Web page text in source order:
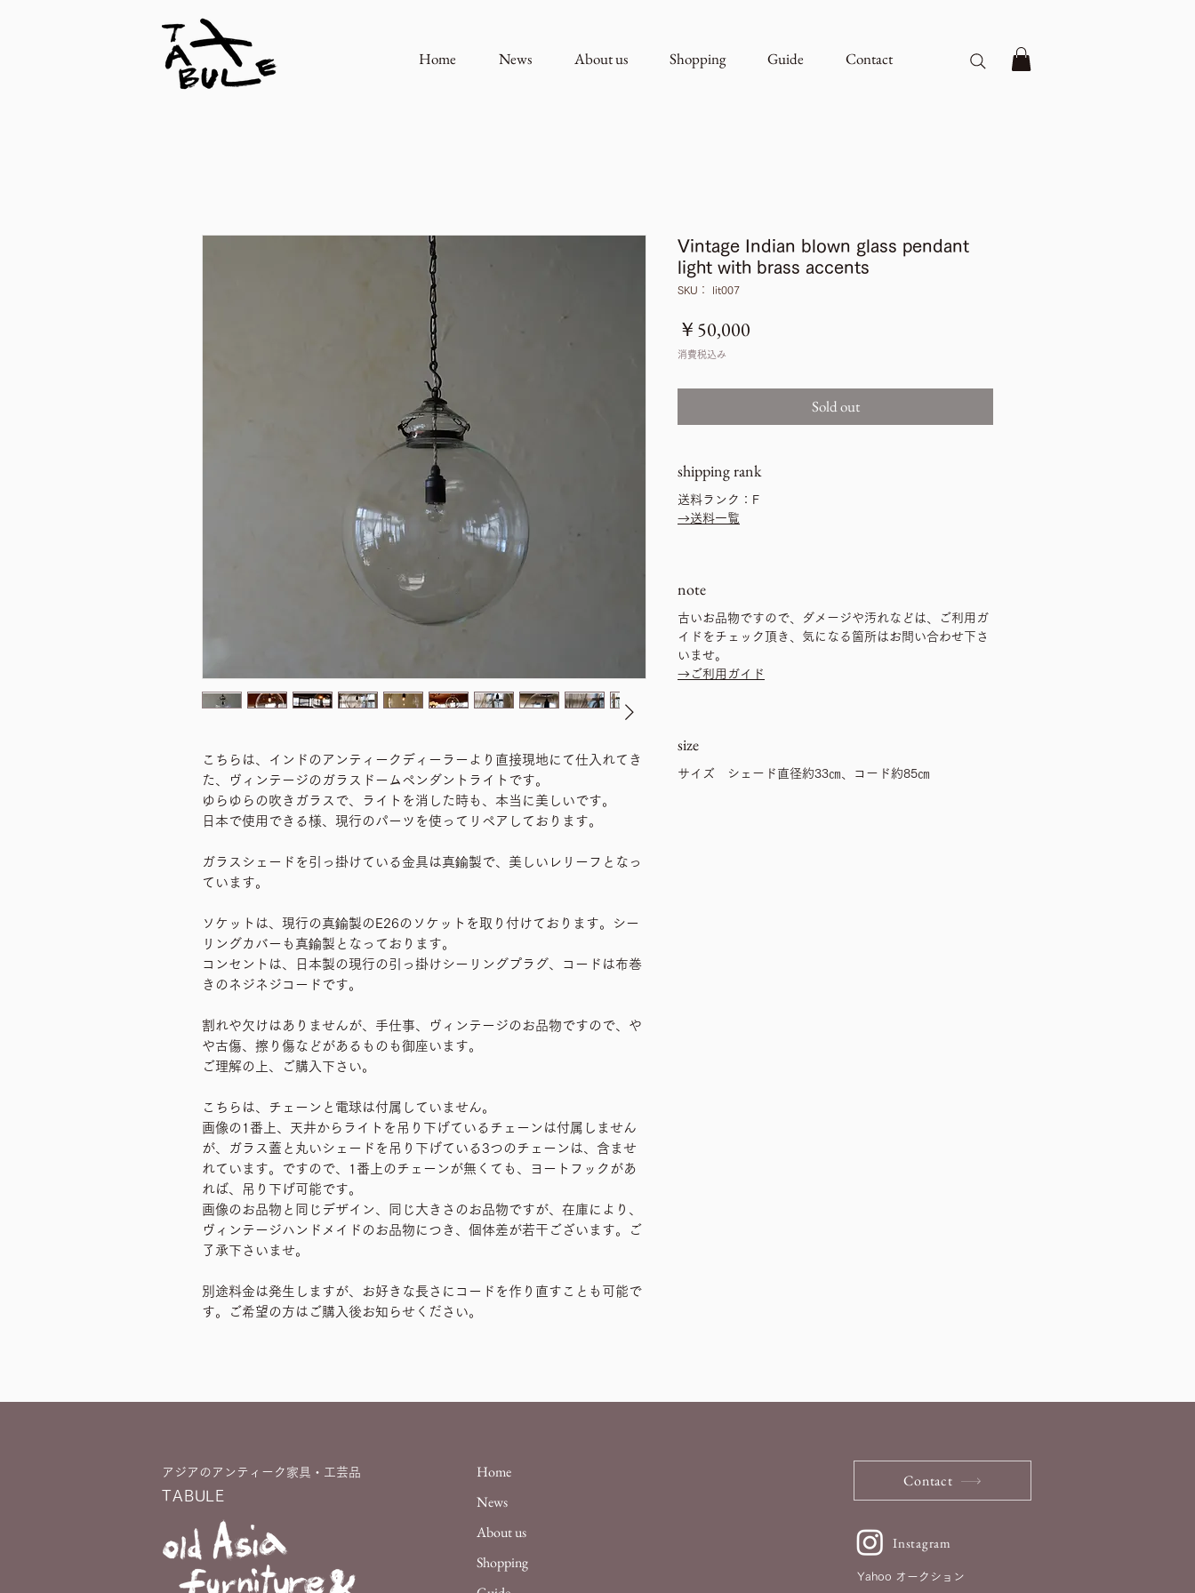
Home News About us Shopping Guide Contact
こちらは、インドのアンティークディーラーより直接現地にて仕入れてき
た、ヴィンテージのガラスドームペンダントライトです。
ゆらゆらの吹きガラスで、ライトを消した時も、本当に美しいです。
日本で使用できる様、現行のパーツを使ってリペアしております。
ガラスシェードを引っ掛けている金具は真鍮製で、美しいレリーフとなっ
ています。
ソケットは、現行の真鍮製のE26のソケットを取り付けております。シー
リングカバーも真鍮製となっております。
コンセントは、日本製の現行の引っ掛けシーリングプラグ、コードは布巻
きのネジネジコードです。
割れや欠けはありませんが、手仕事、ヴィンテージのお品物ですので、や
や古傷、擦り傷などがあるものも御座います。
ご理解の上、ご購入下さい。
こちらは、チェーンと電球は付属していません。
画像の1番上、天井からライトを吊り下げているチェーンは付属しません
が、ガラス蓋と丸いシェードを吊り下げている3つのチェーンは、含ませ
れています。ですので、1番上のチェーンが無くても、ヨートフックがあ
れば、吊り下げ可能です。
画像のお品物と同じデザイン、同じ大きさのお品物ですが、在庫により、
ヴィンテージハンドメイドのお品物につき、個体差が若干ございます。ご
了承下さいませ。
別途料金は発生しますが、お好きな長さにコードを作り直すことも可能で
す。ご希望の方はご購入後お知らせください。
Vintage Indian blown glass pendant
light with brass accents
SKU： lit007
￥50,000
消費税込み
Sold out
shipping rank
送料ランク：F
→送料一覧
note
古いお品物ですので、ダメージや汚れなどは、ご利用ガ
イドをチェック頂き、気になる箇所はお問い合わせ下さ
いませ。
→ご利用ガイド
size
サイズ シェード直径約33㎝、コード約85㎝
アジアのアンティーク家具・工芸品
TABULE
Home
News
About us
Shopping
Contact
Instagram
Yahoo オークション